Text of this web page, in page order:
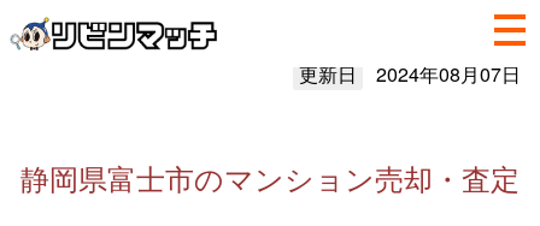
更新日 2024年08月07日
静岡県富士市のマンション売却・査定